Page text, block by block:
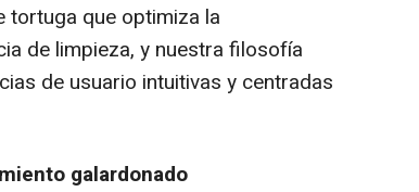
tortuga que optimiza la
de limpieza, y nuestra filosofía
de usuario intuitivas y centradas
galardonado